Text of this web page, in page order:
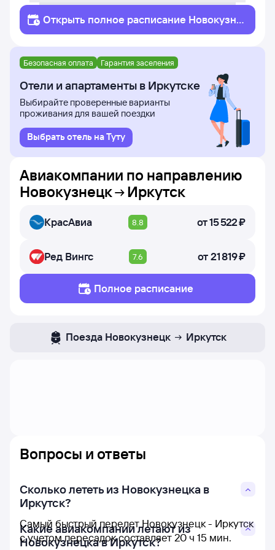
Открыть полное расписание Новокузне
цк
Иркутск
Безопасная оплата Гарантия заселения
Отели и апартаменты в Иркутске
Выбирайте проверенные варианты
проживания для вашей поездки
Выбрать отель на Туту
Авиакомпании по направлению
Новокузнецк
Иркутск
КрасАвиа 8.8 от15 ⁠522 ⁠₽
Ред Вингс 7.6 от21 ⁠819 ⁠₽
Полное расписание
Поезда Новокузнецк Иркутск
Вопросы и ответы
Сколько лететь из Новокузнецка в
Иркутск?
Самый быстрый перелет Новокузнецк - Иркутск
с учетом пересадок составляет 20 ч 15 мин.
Какие авиакомпании летают из
Новокузнецка в Иркутск?